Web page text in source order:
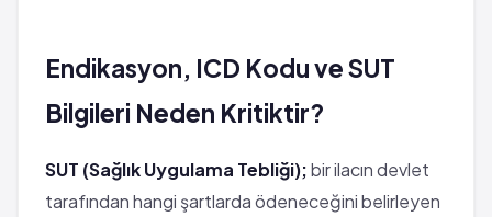
Endikasyon, ICD Kodu ve SUT
Bilgileri Neden Kritiktir?
SUT (Sağlık Uygulama Tebliği);bir ilacın devlet
tarafından hangi şartlarda ödeneceğini belirleyen